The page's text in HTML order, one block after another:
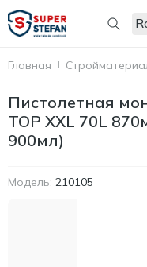
Главная
Пистолетная
TOP XXL 70L
900мл)
Модель: 210105